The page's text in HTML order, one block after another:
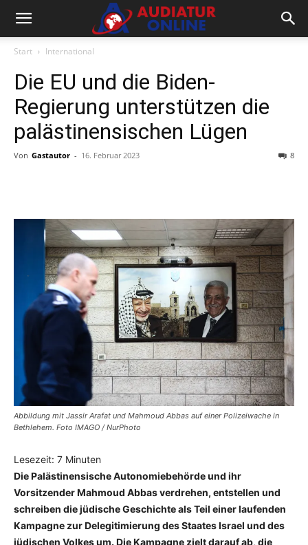
Start International
Die EU und die Biden-
Regierung unterstützen die
palästinensischen Lügen
Von Gastautor - 16. Februar 2023 8
Abbildung mit Jassir Arafat und Mahmoud Abbas auf einer Polizeiwache in
Bethlehem. Foto IMAGO / NurPhoto
Lesezeit: 7 Minuten
Die Palästinensische Autonomiebehörde und ihr
Vorsitzender Mahmoud Abbas verdrehen, entstellen und
schreiben die jüdische Geschichte als Teil einer laufenden
Kampagne zur Delegitimierung des Staates Israel und des
jüdischen Volkes um. Die Kampagne zielt darauf ab, die